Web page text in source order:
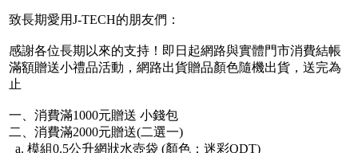
致長期愛用J-TECH的朋友們：
感謝各位長期以來的支持！即日起網路與實體門市消費結帳
滿額贈送小禮品活動，網路出貨贈品顏色隨機出貨，送完為
止
一、消費滿1000元贈送 小錢包
二、消費滿2000元贈送(二選一)
a. 模組0.5公升網狀水壺袋 (顏色：迷彩QDT)